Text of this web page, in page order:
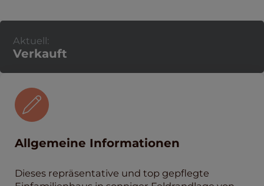
Aktuell:
Verkauft
Allgemeine Informationen
Dieses repräsentative und top gepflegte